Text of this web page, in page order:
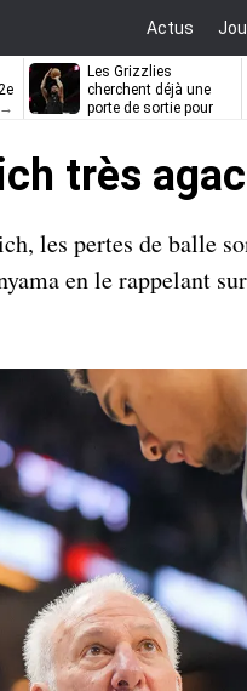
Actus
Les Grizzlies
cherchent déjà une
porte de sortie pour
très
les pertes de balle
en le rappelant